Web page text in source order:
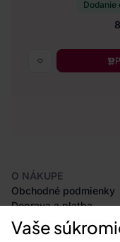
Vaše
Dodanie
O NÁKUPE
Obchodné podmienky
Doprava a platba
Odstúpenie od zmluvy
Postup pri podávaní